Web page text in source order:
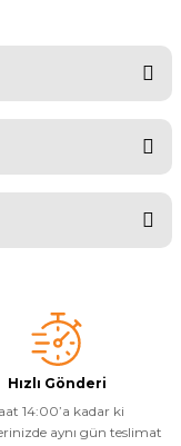
gelince
Hızlı Gönderi
14:00’a kadar ki
aynı gün teslimat